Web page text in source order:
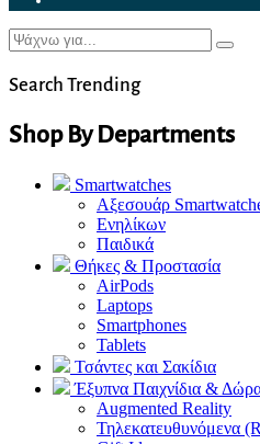
Search Trending
Shop By Departments
Smartwatches
Αξεσουάρ
Ενηλίκων
Παιδικά
Θήκες & Προστασία
AirPods
Laptops
Smartphones
Tablets
Τσάντες και Σακίδια
Έξυπνα Παιχνίδια &
Augmented Reality
Τηλεκατευθυνόμενα